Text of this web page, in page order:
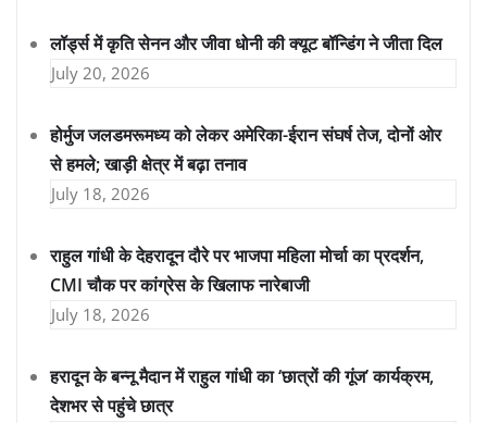
लॉर्ड्स में कृति सेनन और जीवा धोनी की क्यूट बॉन्डिंग ने जीता दिल
July 20, 2026
होर्मुज जलडमरूमध्य को लेकर अमेरिका-ईरान संघर्ष तेज, दोनों ओर
से हमले; खाड़ी क्षेत्र में बढ़ा तनाव
July 18, 2026
राहुल गांधी के देहरादून दौरे पर भाजपा महिला मोर्चा का प्रदर्शन,
CMI चौक पर कांग्रेस के खिलाफ नारेबाजी
July 18, 2026
हरादून के बन्नू मैदान में राहुल गांधी का ‘छात्रों की गूंज’ कार्यक्रम,
देशभर से पहुंचे छात्र